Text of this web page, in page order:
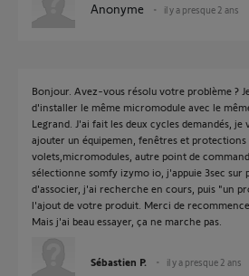
Anonyme il y a presque 2 ans
Bonjour. Avez-vous résolu votre problème ?
d'installer le même micromodule avec le
Legrand. J'ai fait les deux cycles demandés, je
ajouter un équipemen, fenêtres et protections
volets,micromodules, autre point de
sélectionne somfy izymo io, j'appuie 3sec sur
d'associer, j'ai recherche en cours, puis "un
l'ajout de votre produit. Merci de
Mais j'ai beau essayer, ça ne marche pas.
Sébastien P. il y a presque 2 ans